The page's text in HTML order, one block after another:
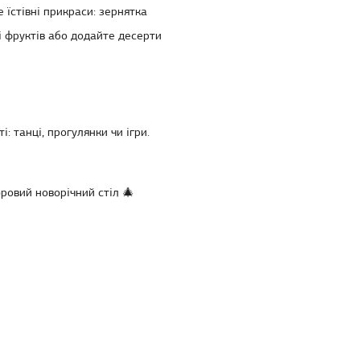
прикраси: зернятка
фруктів або додайте десерти
танці, прогулянки чи ігри.
новорічний стіл 🎄